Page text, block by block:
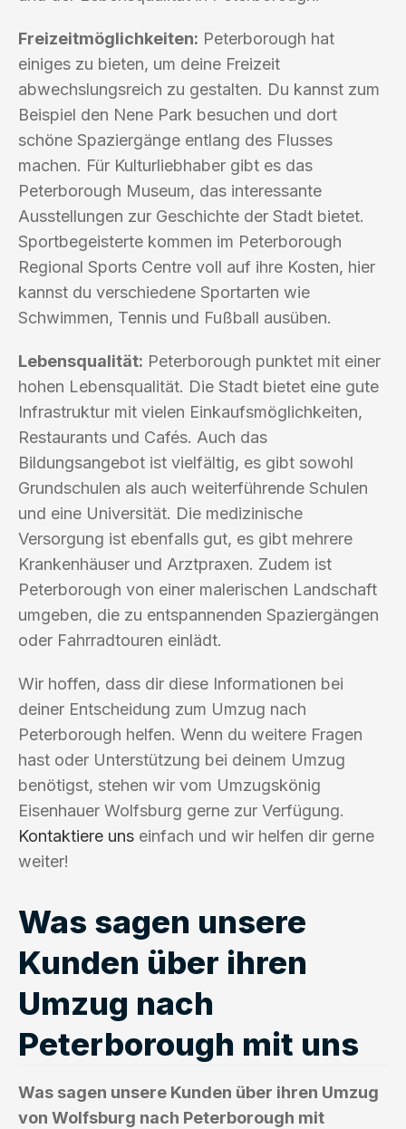
Freizeitmöglichkeiten: Peterborough hat
einiges zu bieten, um deine Freizeit
abwechslungsreich zu gestalten. Du kannst zum
Beispiel den Nene Park besuchen und dort
schöne Spaziergänge entlang des Flusses
machen. Für Kulturliebhaber gibt es das
Peterborough Museum, das interessante
Ausstellungen zur Geschichte der Stadt bietet.
Sportbegeisterte kommen im Peterborough
Regional Sports Centre voll auf ihre Kosten, hier
kannst du verschiedene Sportarten wie
Schwimmen, Tennis und Fußball ausüben.
Lebensqualität: Peterborough punktet mit einer
hohen Lebensqualität. Die Stadt bietet eine gute
Infrastruktur mit vielen Einkaufsmöglichkeiten,
Restaurants und Cafés. Auch das
Bildungsangebot ist vielfältig, es gibt sowohl
Grundschulen als auch weiterführende Schulen
und eine Universität. Die medizinische
Versorgung ist ebenfalls gut, es gibt mehrere
Krankenhäuser und Arztpraxen. Zudem ist
Peterborough von einer malerischen Landschaft
umgeben, die zu entspannenden Spaziergängen
oder Fahrradtouren einlädt.
Wir hoffen, dass dir diese Informationen bei
deiner Entscheidung zum Umzug nach
Peterborough helfen. Wenn du weitere Fragen
hast oder Unterstützung bei deinem Umzug
benötigst, stehen wir vom Umzugskönig
Eisenhauer Wolfsburg gerne zur Verfügung.
Kontaktiere uns einfach und wir helfen dir gerne
weiter!
Was sagen unsere
Kunden über ihren
Umzug nach
Peterborough mit uns
Was sagen unsere Kunden über ihren Umzug
von Wolfsburg nach Peterborough mit